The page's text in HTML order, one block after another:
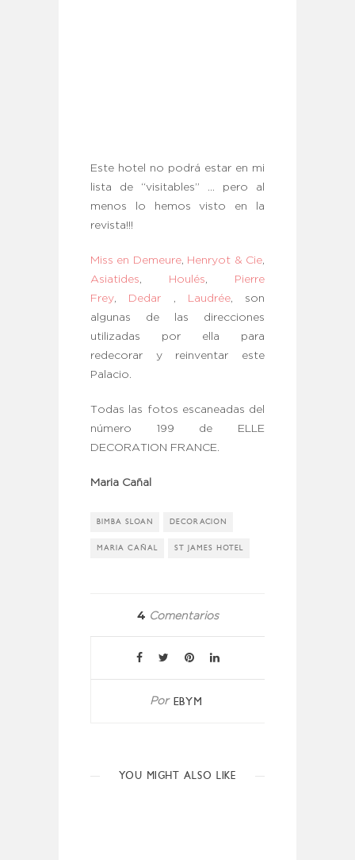
Este hotel no podrá estar en mi
lista de “visitables” … pero al
menos lo hemos visto en la
revista!!!
Miss en Demeure, Henryot & Cie
Asiatides
Houlés
Pierre
Frey
Dedar Laudrée, son
algunas de las direcciones
utilizadas por ella para
redecorar y reinventar este
Palacio.
Todas las fotos escaneadas del
número 199 de ELLE
DECORATION FRANCE.
Maria Cañal
BIMBA SLOAN DECORACION
MARIA CAÑAL ST JAMES HOTEL
4 Comentarios
Por EBYM
YOU MIGHT ALSO LIKE